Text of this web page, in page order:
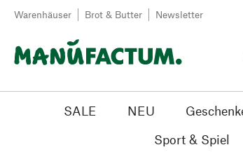
Zum Inhalt springen
Warenhäuser Brot & Butter Newsletter
SALE NEU
Sport & Spiel